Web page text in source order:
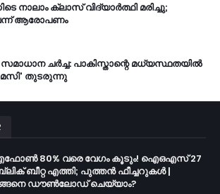
നാലാം ക്ലാസ് വിദ്യാർത്ഥി മരിച്ചു;
ആരോപണം
ചർച്ച: പാകിസ്താന്റെ മധ്യസ്ഥതയിൽ
തുടരുന്നു
80% വരെ വേഗം കൂടും! ഐഒഎസ് 27
ബീറ്റ എത്തി; പുത്തൻ ഫീച്ചറുകൾ |
ഡൗൺലോഡ് ചെയ്യാം?